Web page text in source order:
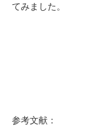
てみました。
参考文献：